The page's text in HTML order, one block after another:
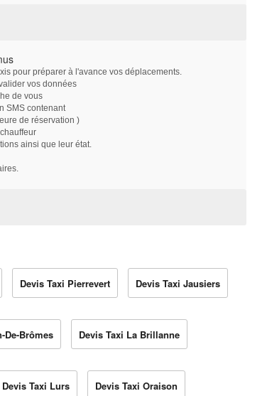
pour préparer à l'avance vos déplacements.
vos données
de vous
SMS contenant
de réservation )
ainsi que leur état.
Devis Taxi Pierrevert Devis Taxi Jausiers
De-Brômes Devis Taxi La Brillanne
Devis Taxi Lurs Devis Taxi Oraison